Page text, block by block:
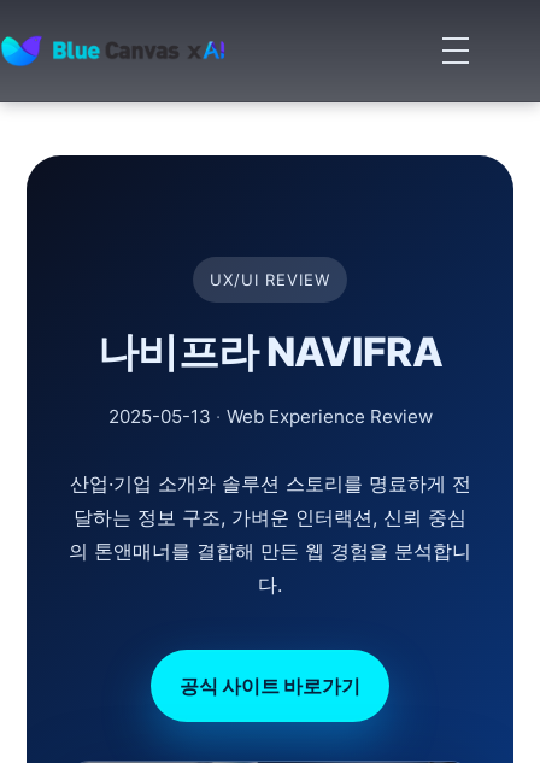
BLUECANVAS
메
뉴
기
UX/UI REVIEW
나비프라 NAVIFRA
2025-05-13 · Web Experience Review
산업·기업 소개와 솔루션 스토리를 명료하게 전
달하는 정보 구조, 가벼운 인터랙션, 신뢰 중심
의 톤앤매너를 결합해 만든 웹 경험을 분석합니
다.
공식 사이트 바로가기